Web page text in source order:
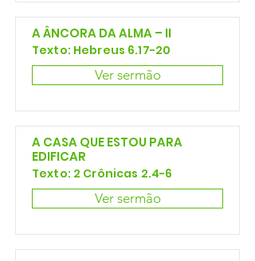
A ÂNCORA DA ALMA – II
Texto: Hebreus 6.17-20
Ver sermão
A CASA QUE ESTOU PARA
EDIFICAR
Texto: 2 Crônicas 2.4-6
Ver sermão